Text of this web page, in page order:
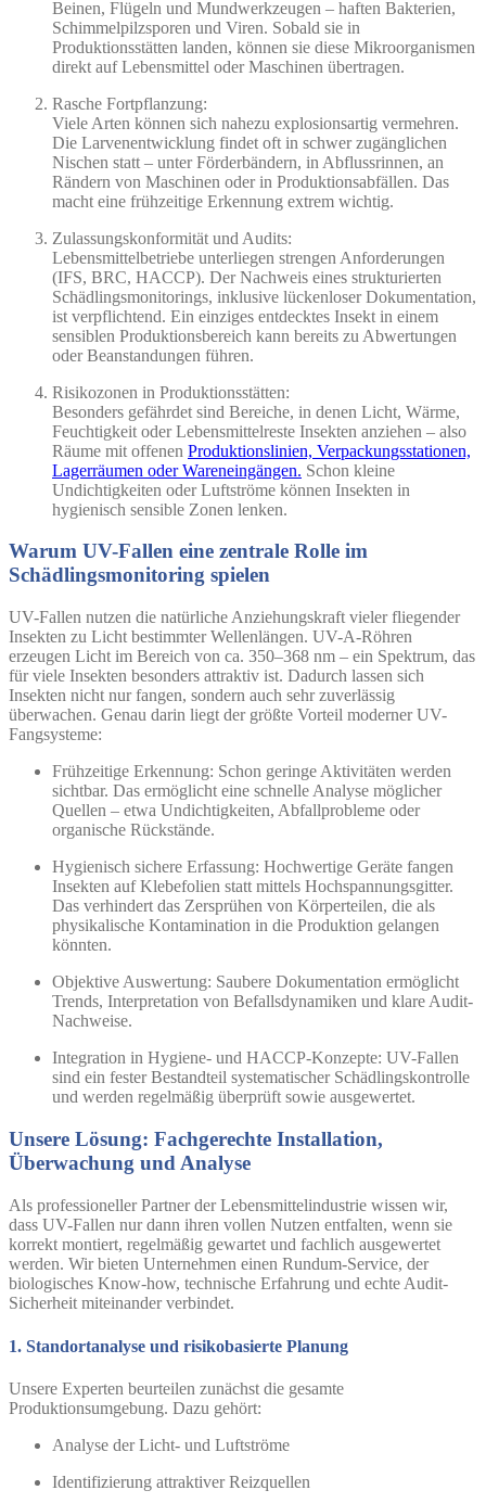
Beinen, Flügeln und Mundwerkzeugen – haften Bakterien,
Schimmelpilzsporen und Viren. Sobald sie in
Produktionsstätten landen, können sie diese Mikroorganismen
direkt auf Lebensmittel oder Maschinen übertragen.
Rasche Fortpflanzung:
Viele Arten können sich nahezu explosionsartig vermehren.
Die Larvenentwicklung findet oft in schwer zugänglichen
Nischen statt – unter Förderbändern, in Abflussrinnen, an
Rändern von Maschinen oder in Produktionsabfällen. Das
macht eine frühzeitige Erkennung extrem wichtig.
Zulassungskonformität und Audits:
Lebensmittelbetriebe unterliegen strengen Anforderungen
(IFS, BRC, HACCP). Der Nachweis eines strukturierten
Schädlingsmonitorings, inklusive lückenloser Dokumentation,
ist verpflichtend. Ein einziges entdecktes Insekt in einem
sensiblen Produktionsbereich kann bereits zu Abwertungen
oder Beanstandungen führen.
Risikozonen in Produktionsstätten:
Besonders gefährdet sind Bereiche, in denen Licht, Wärme,
Feuchtigkeit oder Lebensmittelreste Insekten anziehen – also
Räume mit offenen Produktionslinien, Verpackungsstationen,
Lagerräumen oder Wareneingängen. Schon kleine
Undichtigkeiten oder Luftströme können Insekten in
hygienisch sensible Zonen lenken.
Warum UV-Fallen eine zentrale Rolle im
Schädlingsmonitoring spielen
UV-Fallen nutzen die natürliche Anziehungskraft vieler fliegender
Insekten zu Licht bestimmter Wellenlängen. UV-A-Röhren
erzeugen Licht im Bereich von ca. 350–368 nm – ein Spektrum, das
für viele Insekten besonders attraktiv ist. Dadurch lassen sich
Insekten nicht nur fangen, sondern auch sehr zuverlässig
überwachen. Genau darin liegt der größte Vorteil moderner UV-
Fangsysteme:
Frühzeitige Erkennung: Schon geringe Aktivitäten werden
sichtbar. Das ermöglicht eine schnelle Analyse möglicher
Quellen – etwa Undichtigkeiten, Abfallprobleme oder
organische Rückstände.
Hygienisch sichere Erfassung: Hochwertige Geräte fangen
Insekten auf Klebefolien statt mittels Hochspannungsgitter.
Das verhindert das Zersprühen von Körperteilen, die als
physikalische Kontamination in die Produktion gelangen
könnten.
Objektive Auswertung: Saubere Dokumentation ermöglicht
Trends, Interpretation von Befallsdynamiken und klare Audit-
Nachweise.
Integration in Hygiene- und HACCP-Konzepte: UV-Fallen
sind ein fester Bestandteil systematischer Schädlingskontrolle
und werden regelmäßig überprüft sowie ausgewertet.
Unsere Lösung: Fachgerechte Installation,
Überwachung und Analyse
Als professioneller Partner der Lebensmittelindustrie wissen wir,
dass UV-Fallen nur dann ihren vollen Nutzen entfalten, wenn sie
korrekt montiert, regelmäßig gewartet und fachlich ausgewertet
werden. Wir bieten Unternehmen einen Rundum-Service, der
biologisches Know-how, technische Erfahrung und echte Audit-
Sicherheit miteinander verbindet.
1. Standortanalyse und risikobasierte Planung
Unsere Experten beurteilen zunächst die gesamte
Produktionsumgebung. Dazu gehört:
Analyse der Licht- und Luftströme
Identifizierung attraktiver Reizquellen